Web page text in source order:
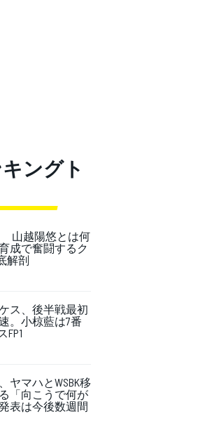
ングト
山越陽悠とは何
成で奮闘するク
解剖
ス、後半戦最初
。小椋藍は7番
FP1
ヤマハとWSBK移
「向こうで何が
表は今後数週間